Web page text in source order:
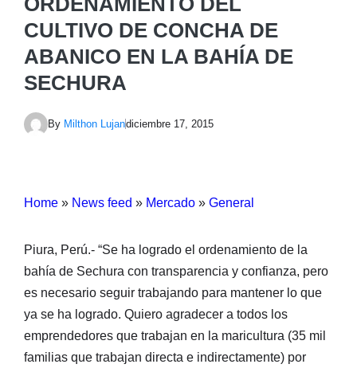
CULTIVO DE CONCHA DE
ABANICO EN LA BAHÍA DE
SECHURA
By Milthon Lujandiciembre 17, 2015
Home » News feed » Mercado » General
Piura, Perú.- “Se ha logrado el ordenamiento de la
bahía de Sechura con transparencia y confianza, pero
es necesario seguir trabajando para mantener lo que
ya se ha logrado. Quiero agradecer a todos los
emprendedores que trabajan en la maricultura (35 mil
familias que trabajan directa e indirectamente) por